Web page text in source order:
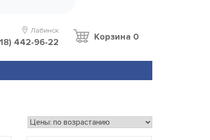
Лабинск
442-96-22
Корзина 0